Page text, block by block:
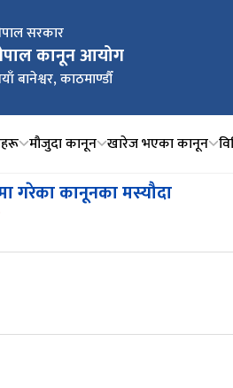
सरकार
कानून आयोग
बानेश्वर, काठमाण्डौँ
मौजुदा कानून खारेज भएका कानून
गरेका कानूनका मस्यौदा